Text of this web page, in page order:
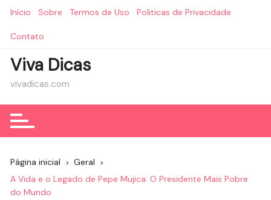
Início Sobre Termos de Uso Politicas de Privacidade
Contato
Viva Dicas
vivadicas.com
Página inicial
Geral
A Vida e o Legado de Pepe Mujica: O Presidente Mais Pobre
do Mundo